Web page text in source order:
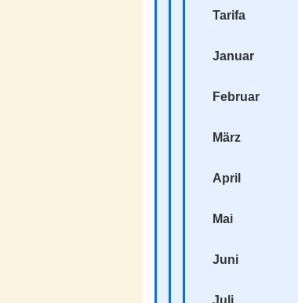
Tarifa
Januar
Februar
März
April
Mai
Juni